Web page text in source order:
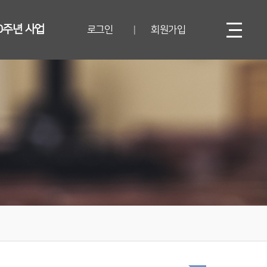
년 사업 로그인 회원가입